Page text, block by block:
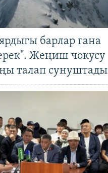
барлар гана
Жеңиш чокусу
талап сунуштады